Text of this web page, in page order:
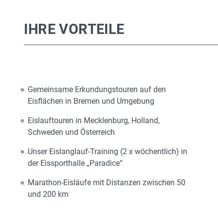
IHRE VORTEILE
Gemeinsame Erkundungstouren auf den
Eisflächen in Bremen und Umgebung
Eislauftouren in Mecklenburg, Holland,
Schweden und Österreich
Unser Eislanglauf-Training (2 x wöchentlich) in
der Eissporthalle „Paradice“
Marathon-Eisläufe mit Distanzen zwischen 50
und 200 km